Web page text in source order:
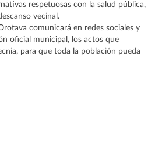
respetuosas con la salud pública,
vecinal.
comunicará en redes sociales y
oficial municipal, los actos que
para que toda la población pueda